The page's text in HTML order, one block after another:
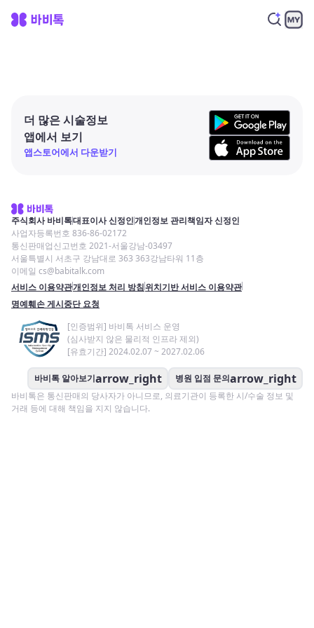
더 많은 시술정보
앱에서 보기
앱스토어에서 다운받기
주식회사 바비톡대표이사 신정인개인정보 관리책임자 신정인
사업자등록번호 836-86-02172
통신판매업신고번호 2021-서울강남-03497
서울특별시 서초구 강남대로 363 363강남타워 11층
이메일 cs@babitalk.com
서비스 이용약관개인정보 처리 방침위치기반 서비스 이용약관
명예훼손 게시중단 요청
[인증범위] 바비톡 서비스 운영
(심사받지 않은 물리적 인프라 제외)
[유효기간] 2024.02.07 ~ 2027.02.06
바비톡 알아보기arrow_right 병원 입점 문의arrow_right
바비톡은 통신판매의 당사자가 아니므로, 의료기관이 등록한 시/수술 정보 및
거래 등에 대해 책임을 지지 않습니다.